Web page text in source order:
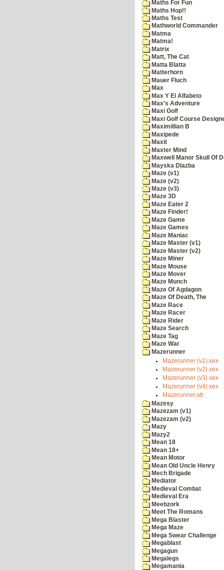
Maths For Fun
Maths Hop!!
Maths Test
Mathworld Commander
Matma
Matma!
Matrix
Matt, The Cat
Matta Blatta
Matterhorn
Mauer Fluch
Max
Max Y El Alfabeto
Max's Adventure
Maxi Golf
Maxi Golf Course
Maximillian B
Maxipede
Maxit
Maxter Mind
Maxwell Manor Skull Of
Mayska Dlazba
Maze (v1)
Maze (v2)
Maze (v3)
Maze 3D
Maze Eater 2
Maze Finder!
Maze Game
Maze Games
Maze Maniac
Maze Master (v1)
Maze Master (v2)
Maze Miner
Maze Mouse
Maze Mover
Maze Munch
Maze Of Agdagon
Maze Of Death, The
Maze Race
Maze Racer
Maze Rider
Maze Search
Maze Tag
Maze War
Mazerunner
Mazerunner (v1).xex
Mazerunner (v2).xex
Mazerunner (v3).xex
Mazerunner (v4).xex
Mazerunner.atr
Mazesy
Mazezam (v1)
Mazezam (v2)
Mazy
Mazy2
Mean 18
Mean 18+
Mean Motor
Mean Old Uncle Henry
Mech Brigade
Mediator
Medieval Combat
Medieval Era
Meebzork
Meet The Romans
Mega Blaster
Mega Maze
Mega Swear Challenge
Megablast
Megagun
Megalegs
Megamania